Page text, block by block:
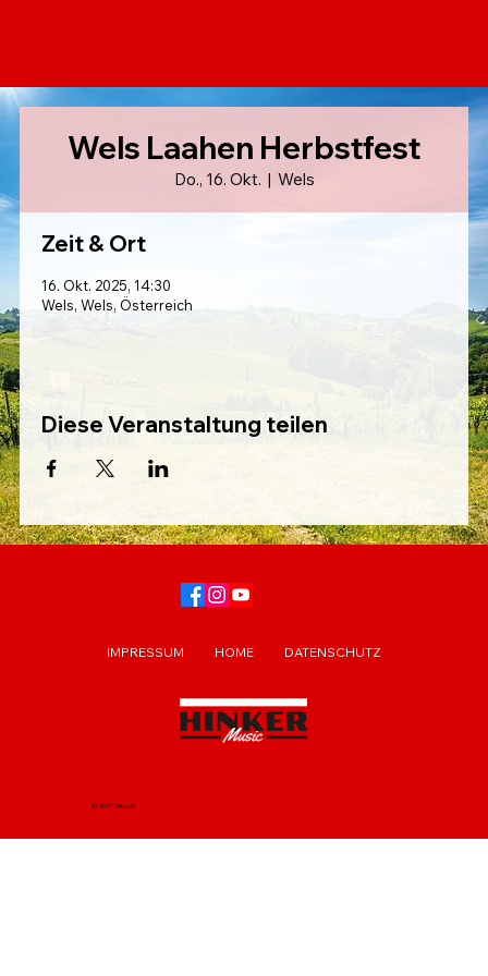
Wels Laahen Herbstfest
Do., 16. Okt.
  |
Wels
Zeit & Ort
16. Okt. 2025, 14:30
Wels, Wels, Österreich
Diese Veranstaltung teilen
IMPRESSUM HOME DATENSCHUTZ
© 2025 DALUIS